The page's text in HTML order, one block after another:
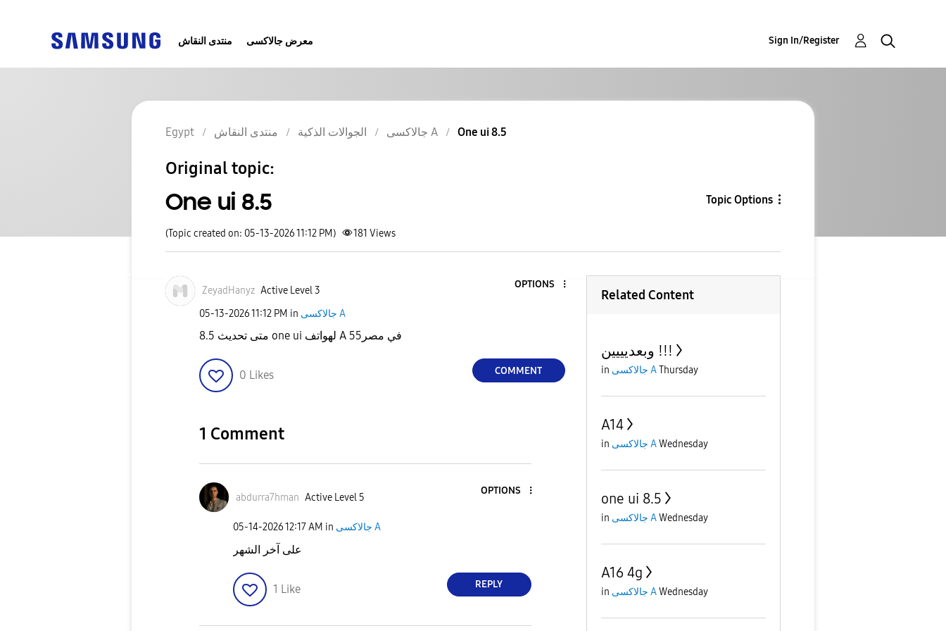
منتدى النقاش معرض جالاكسى Sign In/Register
Egypt منتدى النقاش الجوالات الذكية جالاكسى A One ui 8.5
Original topic:
One ui 8.5 Topic Options
(Topic created on: 05-13-2026 11:12 PM) 181 Views
ZeyadHanyz Active Level 3
OPTIONS
‎05-13-202611:12 PM in جالاكسى A
متى تحديث 8.5 one ui لهواتف A 55في مصر
0 Likes COMMENT
1 Comment
abdurra7hman Active Level 5
OPTIONS
‎05-14-202612:17 AM in جالاكسى A
على آخر الشهر
1 Like REPLY
Related Content
وبعديييين !!!
in جالاكسى AThursday
A14
in جالاكسى AWednesday
one ui 8.5
in جالاكسى AWednesday
A16 4g
in جالاكسى AWednesday